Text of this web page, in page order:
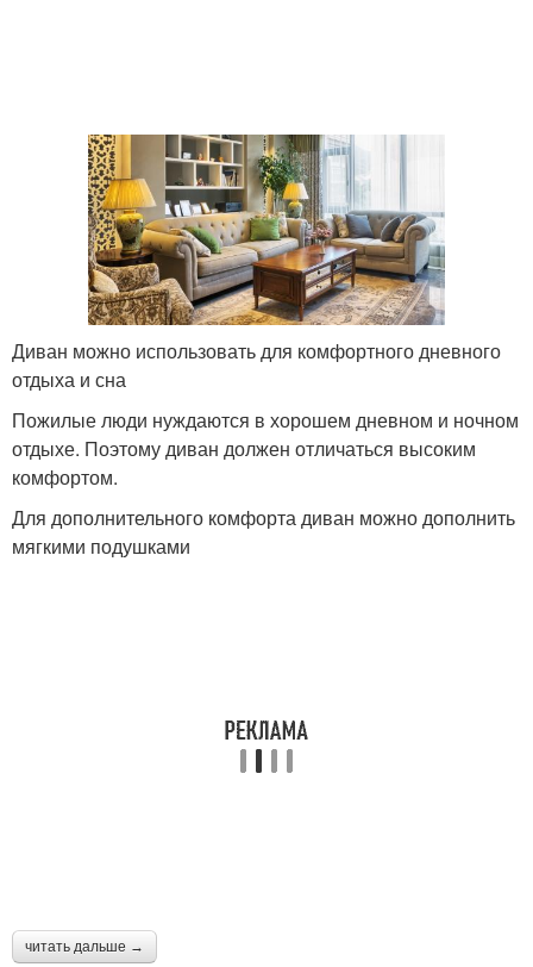
Диван можно использовать для комфортного дневного
отдыха и сна
Пожилые люди нуждаются в хорошем дневном и ночном
отдыхе. Поэтому диван должен отличаться высоким
комфортом.
Для дополнительного комфорта диван можно дополнить
мягкими подушками
читать дальше →